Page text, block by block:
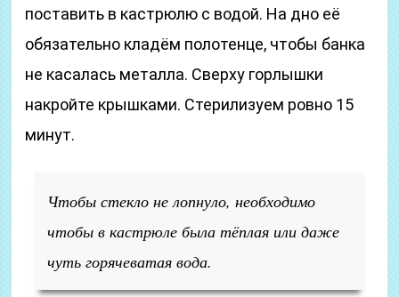
поставить в кастрюлю с водой. На дно её
обязательно кладём полотенце, чтобы банка
не касалась металла. Сверху горлышки
накройте крышками. Стерилизуем ровно 15
минут.
Чтобы стекло не лопнуло, необходимо
чтобы в кастрюле была тёплая или даже
чуть горячеватая вода.